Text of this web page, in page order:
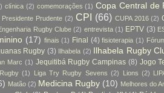
clínica (2) comemorações (1) Copa Central de
Prudente (2) CPI (66) CUPA 2016 (2)
Rugby Clube (2) entrevista (1) EPTV (3)
(17) finais (1) Final (4) fisioterapia (1)
Rugby (3) Ilhabela (2) Ilhabela Rugby
Marc (1) Jequitibá Rugby Campinas (8) Jogo
(1) Liga Try Rugby Sevens (2) Lions (2)
Matão (2) Medicina Rugby (10) Melhores do